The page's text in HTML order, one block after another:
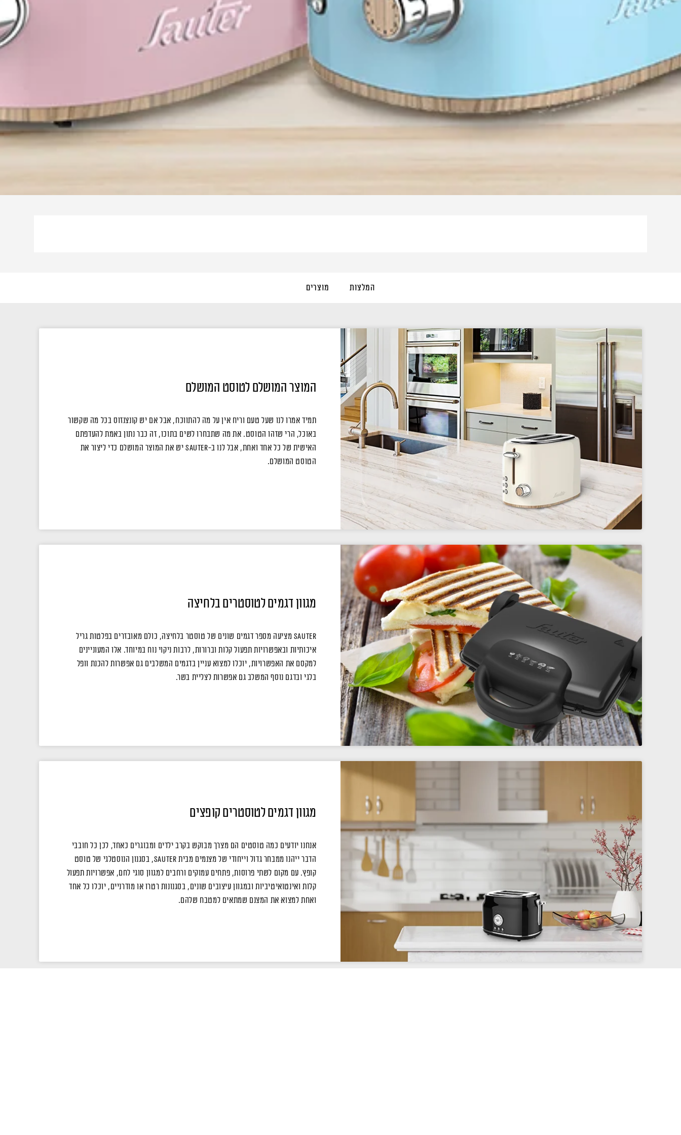
המלצות מוצרים
המוצר המושלם לטוסט המושלם
תמיד אמרו לנו שעל טעם וריח אין על מה להתווכח, אבל אם יש קונצנזוס בכל מה שקשור
באוכל, הרי שזהו הטוסט. את מה שתבחרו לשים בתוכו, זה כבר נתון באמת להעדפתם
האישית של כל אחד ואחת, אבל לנו ב-Sauter יש את המוצר המושלם כדי ליצור את
הטוסט המושלם.
מגוון דגמים לטוסטרים בלחיצה
Sauter מציעה מספר דגמים שונים של טוסטר בלחיצה, כולם מאובזרים בפלטות גריל
איכותיות ובאפשרויות תפעול קלות וברורות, לרבות ניקוי נוח במיוחד. אלו המעוניינים
למקסם את האפשרויות, יוכלו למצוא עניין בדגמים המשלבים גם אפשרות להכנת וופל
בלגי ובדגם נוסף המשלב גם אפשרות לצליית בשר.
מגוון דגמים לטוסטרים קופצים
אנחנו יודעים כמה טוסטים הם מצרך מבוקש בקרב ילדים ומבוגרים כאחד, לכן כל חובבי
הדבר ייהנו ממבחר גדול וייחודי של מצנמים מבית Sauter, בסגנון הנוסטלגי של טוסט
קופץ. עם מקום לשתי פרוסות, פתחים עמוקים ורחבים למגוון סוגי לחם, אפשרויות תפעול
קלות ואינטואיטיביות ובמגוון עיצובים שונים, בסגנונות רטרו או מודרניים, יוכלו כל אחד
ואחת למצוא את המצנם שמתאים למטבח שלהם.